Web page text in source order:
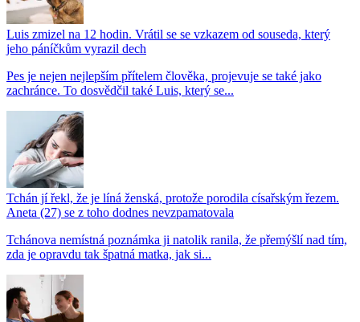
Luis zmizel na 12 hodin. Vrátil se se vzkazem od souseda, který
jeho páníčkům vyrazil dech
Pes je nejen nejlepším přítelem člověka, projevuje se také jako
zachránce. To dosvědčil také Luis, který se...
Tchán jí řekl, že je líná ženská, protože porodila císařským řezem.
Aneta (27) se z toho dodnes nevzpamatovala
Tchánova nemístná poznámka ji natolik ranila, že přemýšlí nad tím,
zda je opravdu tak špatná matka, jak si...